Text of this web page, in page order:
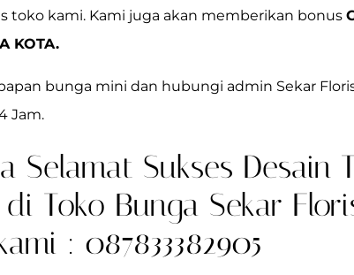
toko kami. Kami juga akan memberikan bonus
KOTA.
bunga mini dan hubungi admin Sekar
Jam.
Selamat Sukses Desain
Toko Bunga Sekar
: 087833382905